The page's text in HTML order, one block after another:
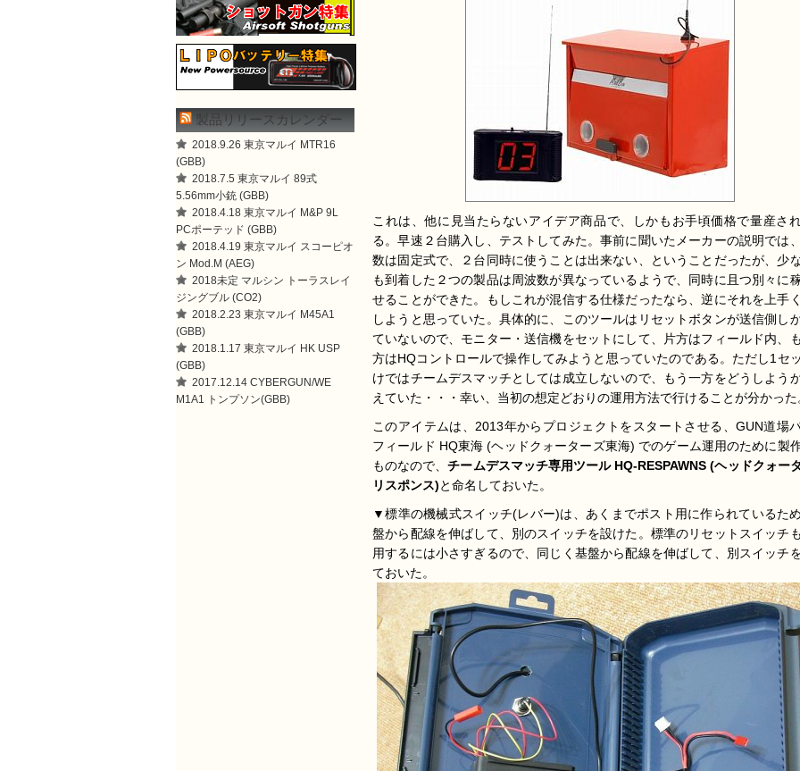
これは、他に見当たらないアイデア商品で、しかもお手頃価格で量産さ
る。早速２台購入し、テストしてみた。事前に聞いたメーカーの説明では
数は固定式で、２台同時に使うことは出来ない、ということだったが、少
も到着した２つの製品は周波数が異なっているようで、同時に且つ別々に
せることができた。もしこれが混信する仕様だったなら、逆にそれを上手
しようと思っていた。具体的に、このツールはリセットボタンが送信側し
ていないので、モニター・送信機をセットにして、片方はフィールド内、
方はHQコントロールで操作してみようと思っていたのである。ただし1セ
けではチームデスマッチとしては成立しないので、もう一方をどうしよう
えていた・・・幸い、当初の想定どおりの運用方法で行けることが分かった
このアイテムは、2013年からプロジェクトをスタートさせる、GUN道場
フィールド HQ東海 (ヘッドクォーターズ東海) でのゲーム運用のために製
ものなので、チームデスマッチ専用ツール HQ-RESPAWNS (ヘッドクォー
リスポンス)と命名しておいた。
▼標準の機械式スイッチ(レバー)は、あくまでポスト用に作られているた
盤から配線を伸ばして、別のスイッチを設けた。標準のリセットスイッチ
用するには小さすぎるので、同じく基盤から配線を伸ばして、別スイッチ
ておいた。
製品リリースカレンダー
2018.9.26 東京マルイ MTR16
(GBB)
2018.7.5 東京マルイ 89式
5.56mm小銃 (GBB)
2018.4.18 東京マルイ M&P 9L
PCポーテッド (GBB)
2018.4.19 東京マルイ スコーピオ
ン Mod.M (AEG)
2018未定 マルシン トーラスレイ
ジングブル (CO2)
2018.2.23 東京マルイ M45A1
(GBB)
2018.1.17 東京マルイ HK USP
(GBB)
2017.12.14 CYBERGUN/WE
M1A1 トンプソン(GBB)